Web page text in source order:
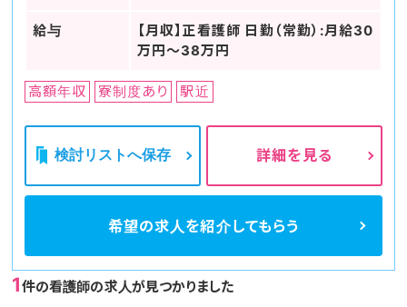
給与
【月収】正看護師 日勤（常勤）:月給30
万円～38万円
高額年収 寮制度あり 駅近
検討リストへ保存 詳細を見る
希望の求人を紹介してもらう
1件の看護師の求人が見つかりました